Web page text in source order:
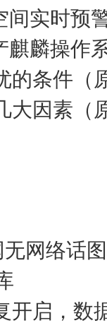
间实时预
麒麟操作
的条件（
大因素（
网络话
开启，数